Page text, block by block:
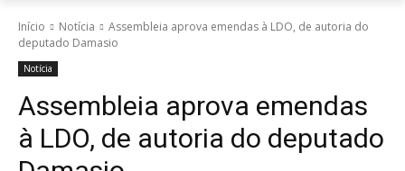
Início Notícia
Assembleia aprova emendas à LDO, de autoria do
deputado Damasio
Notícia
Assembleia aprova emendas
à LDO, de autoria do deputado